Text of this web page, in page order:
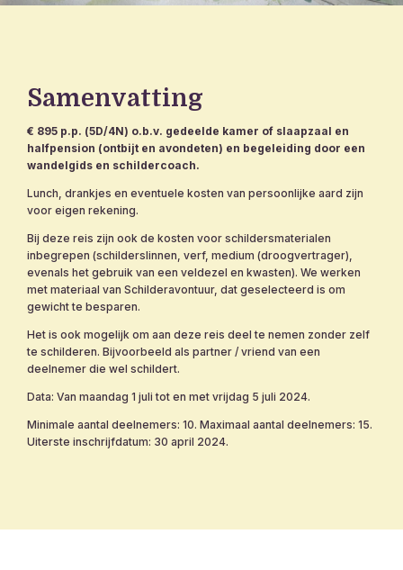
Samenvatting
€ 895 p.p. (5D/4N) o.b.v. gedeelde kamer of slaapzaal en
halfpension (ontbijt en avondeten) en begeleiding door een
wandelgids en schildercoach.
Lunch, drankjes en eventuele kosten van persoonlijke aard zijn
voor eigen rekening.
Bij deze reis zijn ook de kosten voor schildersmaterialen
inbegrepen (schilderslinnen, verf, medium (droogvertrager),
evenals het gebruik van een veldezel en kwasten). We werken
met materiaal van Schilderavontuur, dat geselecteerd is om
gewicht te besparen.
Het is ook mogelijk om aan deze reis deel te nemen zonder zelf
te schilderen. Bijvoorbeeld als partner / vriend van een
deelnemer die wel schildert.
Data: Van maandag 1 juli tot en met vrijdag 5 juli 2024.
Minimale aantal deelnemers: 10. Maximaal aantal deelnemers: 15.
Uiterste inschrijfdatum: 30 april 2024.